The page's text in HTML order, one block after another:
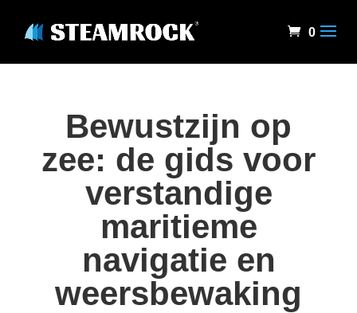
0
Bewustzijn op
zee: de gids voor
verstandige
maritieme
navigatie en
weersbewaking